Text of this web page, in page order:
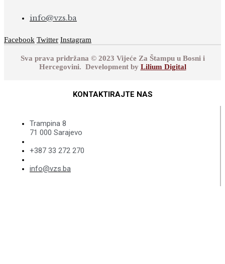
info@vzs.ba
Facebook Twitter Instagram
Sva prava pridržana © 2023 Vijeće Za Štampu u Bosni i
Hercegovini. Development by Lilium Digital
KONTAKTIRAJTE NAS
Trampina 8
71 000 Sarajevo
+387 33 272 270
info@vzs.ba